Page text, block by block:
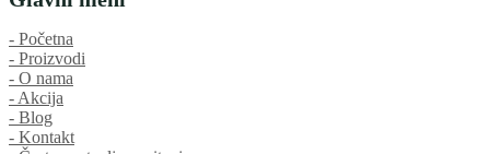
‐ Početna
‐ Proizvodi
‐ O nama
‐ Akcija
‐ Blog
‐ Kontakt